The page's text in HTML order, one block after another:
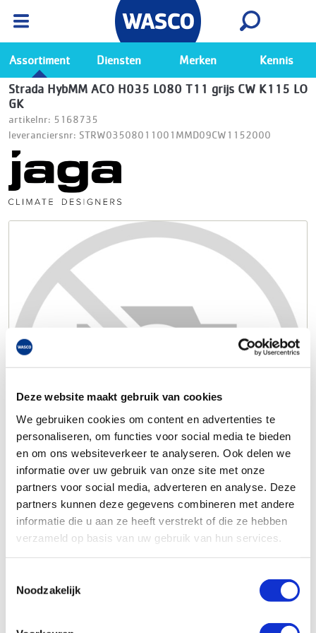
Deze website maakt gebruik van cookies
We gebruiken cookies om content en advertenties te
personaliseren, om functies voor social media te bieden
en om ons websiteverkeer te analyseren. Ook delen we
informatie over uw gebruik van onze site met onze
partners voor social media, adverteren en analyse. Deze
partners kunnen deze gegevens combineren met andere
informatie die u aan ze heeft verstrekt of die ze hebben
verzameld op basis van uw gebruik van hun services.
Noodzakelijk
Ga naar de Wasco app
Bekijk
Assortiment Diensten Merken Kennis
Strada HybMM ACO H035 L080 T11 grijs CW K115 LO
GK
artikelnr: 5168735
leveranciersnr: STRW03508011001MMD09CW1152000